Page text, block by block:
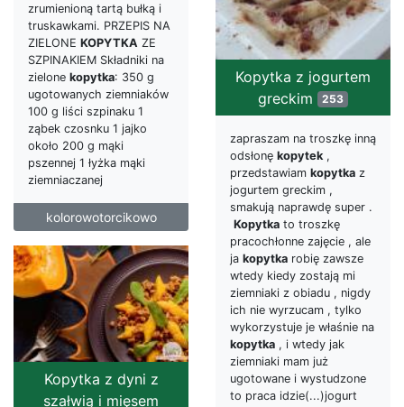
zrumienioną tartą bułką i
truskawkami. PRZEPIS NA
ZIELONE KOPYTKA ZE
SZPINAKIEM Składniki na
zielone kopytka: 350 g
ugotowanych ziemniaków
100 g liści szpinaku 1
ząbek czosnku 1 jajko
około 200 g mąki
pszennej 1 łyżka mąki
ziemniaczanej
kolorowotorcikowo
Kopytka z jogurtem
greckim 253
zapraszam na troszkę inną
odsłonę kopytek,
przedstawiam kopytka z
jogurtem greckim ,
smakują naprawdę super .
Kopytka to troszkę
pracochłonne zajęcie , ale
ja kopytka robię zawsze
wtedy kiedy zostają mi
ziemniaki z obiadu , nigdy
ich nie wyrzucam , tylko
wykorzystuje je właśnie na
kopytka , i wtedy jak
ziemniaki mam już
ugotowane i wystudzone
to praca idzie(...)jogurt
Kopytka z dyni z
szałwią i mięsem